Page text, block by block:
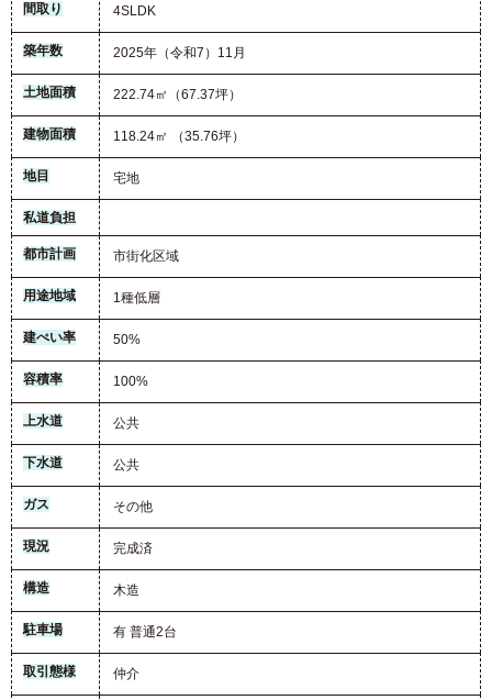
間取り 4SLDK
築年数 2025年（令和7）11月
土地面積 222.74㎡（67.37坪）
建物面積 118.24㎡ （35.76坪）
地目 宅地
私道負担
都市計画 市街化区域
用途地域 1種低層
建ぺい率 50%
容積率 100%
上水道 公共
下水道 公共
ガス その他
現況 完成済
構造 木造
駐車場 有 普通2台
取引態様 仲介